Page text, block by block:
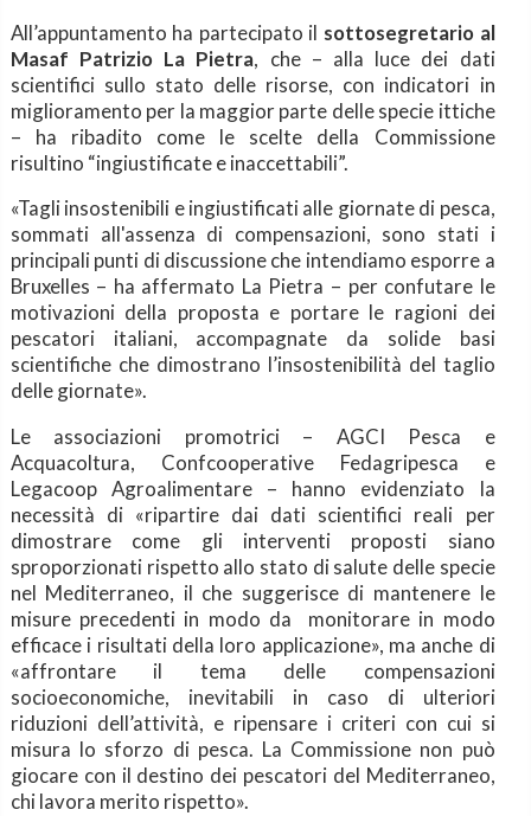
All’appuntamento ha partecipato il sottosegretario al
Masaf Patrizio La Pietra, che – alla luce dei dati
scientifici sullo stato delle risorse, con indicatori in
miglioramento per la maggior parte delle specie ittiche
– ha ribadito come le scelte della Commissione
risultino “ingiustificate e inaccettabili”.
«Tagli insostenibili e ingiustificati alle giornate di pesca,
sommati all'assenza di compensazioni, sono stati i
principali punti di discussione che intendiamo esporre a
Bruxelles – ha affermato La Pietra – per confutare le
motivazioni della proposta e portare le ragioni dei
pescatori italiani, accompagnate da solide basi
scientifiche che dimostrano l’insostenibilità del taglio
delle giornate».
Le associazioni promotrici – AGCI Pesca e
Acquacoltura, Confcooperative Fedagripesca e
Legacoop Agroalimentare – hanno evidenziato la
necessità di «ripartire dai dati scientifici reali per
dimostrare come gli interventi proposti siano
sproporzionati rispetto allo stato di salute delle specie
nel Mediterraneo, il che suggerisce di mantenere le
misure precedenti in modo da monitorare in modo
efficace i risultati della loro applicazione», ma anche di
«affrontare il tema delle compensazioni
socioeconomiche, inevitabili in caso di ulteriori
riduzioni dell’attività, e ripensare i criteri con cui si
misura lo sforzo di pesca. La Commissione non può
giocare con il destino dei pescatori del Mediterraneo,
chi lavora merito rispetto».